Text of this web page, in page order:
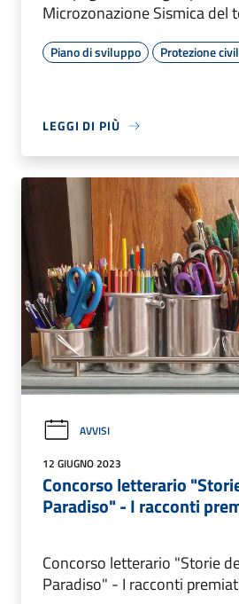
Microzonazione Sismica del
Piano di sviluppo Protezione
LEGGI DI PIÙ
AVVISI
12 GIUGNO 2023
Concorso letterario
Paradiso" - I racconti
Concorso letterario "Storie
Paradiso" - I racconti